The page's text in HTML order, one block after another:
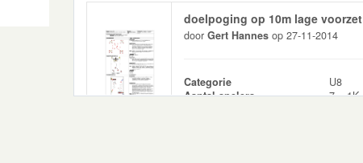
doelpoging op 10m lage voorzet
doorGert Hannes op 27-11-2014
Categorie
U8
Aantal spelers
7 + 1K